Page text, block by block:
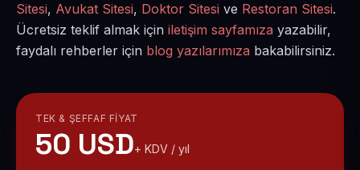
Sitesi, Avukat Sitesi, Doktor Sitesi ve Restoran Sitesi.
Ücretsiz teklif almak için iletişim sayfamıza yazabilir,
faydalı rehberler için blog yazılarımıza bakabilirsiniz.
TEK & ŞEFFAF FIYAT
50 USD+ KDV / yıl